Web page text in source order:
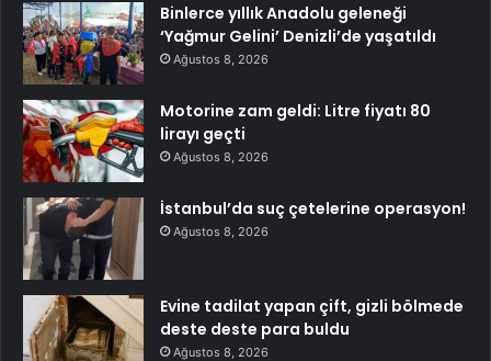
Binlerce yıllık Anadolu geleneği
‘Yağmur Gelini’ Denizli’de yaşatıldı
Ağustos 8, 2026
Motorine zam geldi: Litre fiyatı 80
lirayı geçti
Ağustos 8, 2026
İstanbul’da suç çetelerine operasyon!
Ağustos 8, 2026
Evine tadilat yapan çift, gizli bölmede
deste deste para buldu
Ağustos 8, 2026